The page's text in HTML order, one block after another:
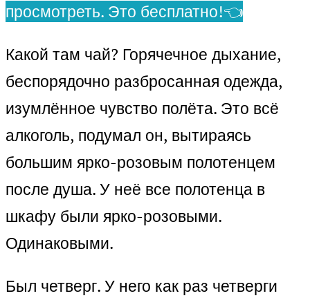
просмотреть. Это бесплатно!👈
Какой там чай? Горячечное дыхание,
беспорядочно разбросанная одежда,
изумлённое чувство полёта. Это всё
алкоголь, подумал он, вытираясь
большим ярко-розовым полотенцем
после душа. У неё все полотенца в
шкафу были ярко-розовыми.
Одинаковыми.
Был четверг. У него как раз четверги